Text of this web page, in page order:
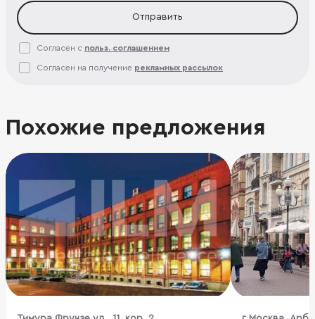
Отправить
Согласен с польз. соглашением
Согласен на получение рекламных рассылок
Похожие предложения